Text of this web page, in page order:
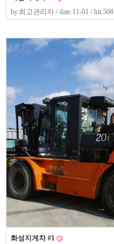
by.최고관리자 / date.11-01 / hit.508
화성지게차 #1